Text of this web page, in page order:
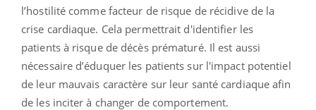
l’hostilité comme facteur de risque de récidive de la
crise cardiaque. Cela permettrait d'identifier les
patients à risque de décès prématuré. Il est aussi
nécessaire d’éduquer les patients sur l'impact potentiel
de leur mauvais caractère sur leur santé cardiaque afin
de les inciter à changer de comportement.